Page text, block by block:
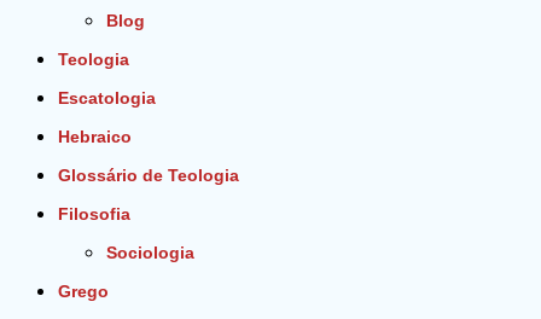
Blog
Teologia
Escatologia
Hebraico
Glossário de Teologia
Filosofia
Sociologia
Grego